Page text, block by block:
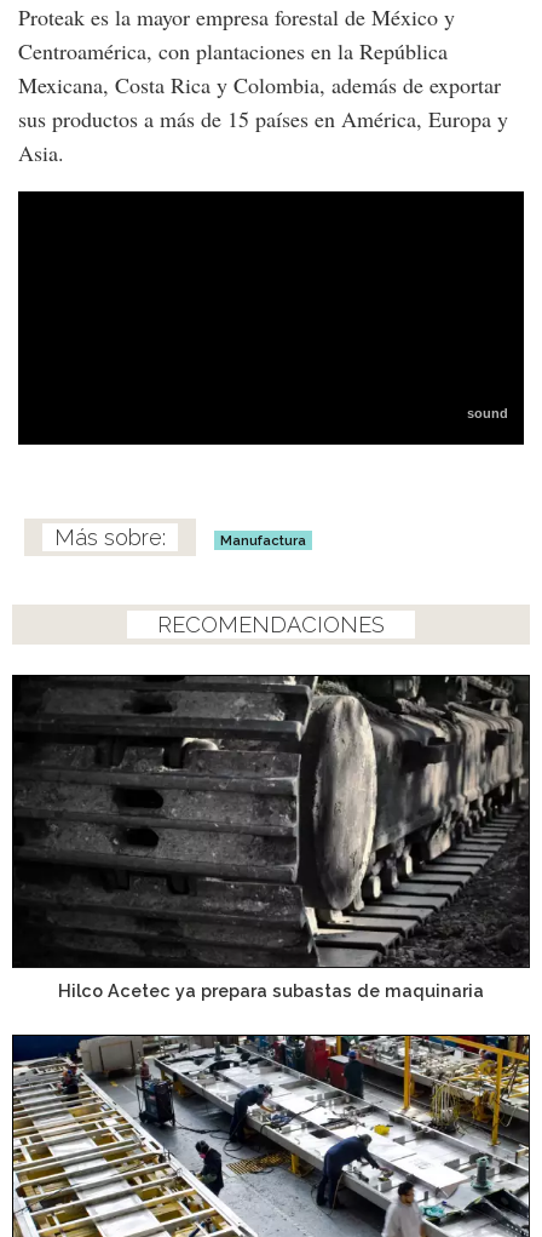
Proteak es la mayor empresa forestal de México y
Centroamérica, con plantaciones en la República
Mexicana, Costa Rica y Colombia, además de exportar
sus productos a más de 15 países en América, Europa y
Asia.
Manufactura
RECOMENDACIONES
Hilco Acetec ya prepara subastas de maquinaria